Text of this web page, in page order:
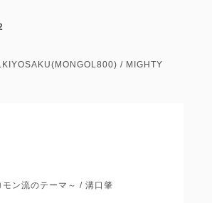
/ MIGHTY
ン流のテーマ～ / 溝口肇